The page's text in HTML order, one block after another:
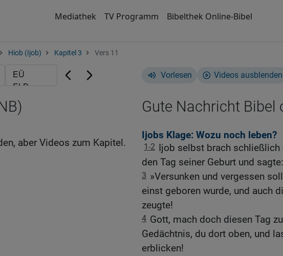
Mediathek TV Programm Bibelthek Online-Bibel
Hiob (Ijob) Kapitel 3 Vers 11
Vorlesen Videos ausblenden
Gute Nachricht Bibel
Ijobs Klage: Wozu noch leben?
1-2 Ijob selbst brach schließlich
den Tag seiner Geburt und sagte:
3 »Versunken und vergessen
einst geboren wurde, und auch
zeugte!
4 Gott, mach doch diesen Tag
Gedächtnis, du dort oben, und
erblicken!
aber Videos zum Kapitel.